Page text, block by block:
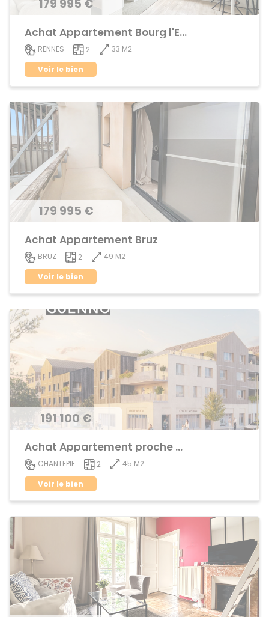
179 995 €
Achat Appartement Bourg l'Evêque
RENNES 2
33 M2
Voir le bien
179 995 €
Achat Appartement Bruz
BRUZ 2
49 M2
Voir le bien
191 100 €
Achat Appartement proche centre ville
CHANTEPIE 2
45 M2
Voir le bien